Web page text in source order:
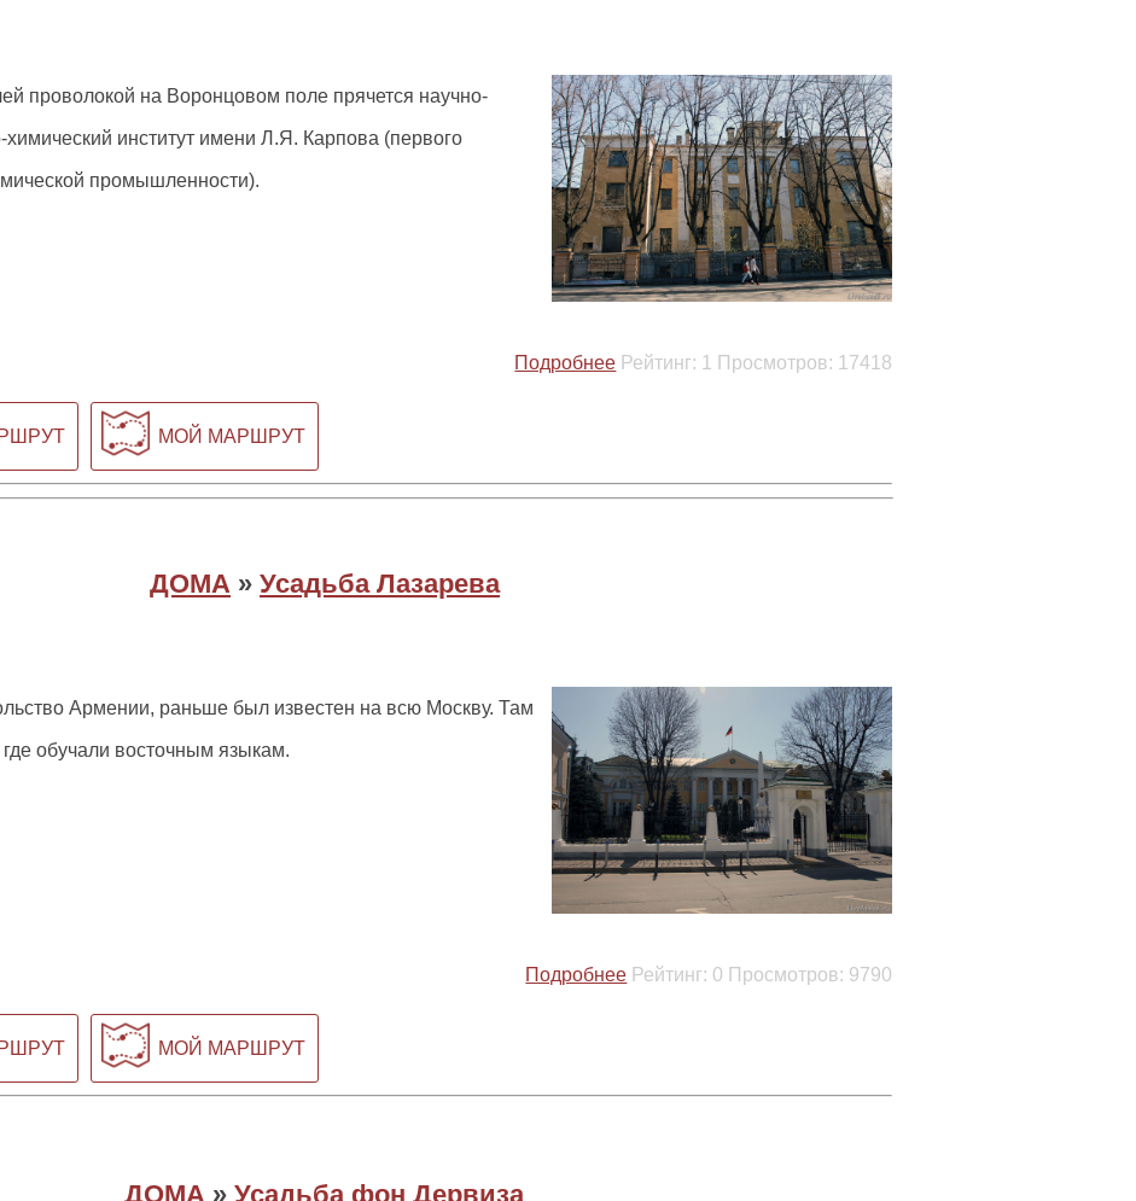
проволокой на Воронцовом поле прячется научно-
химический институт имени Л.Я. Карпова (первого
промышленности).
Подробнее Рейтинг: 1 Просмотров: 17418
МОЙ МАРШРУТ
ДОМА » Усадьба Лазарева
Армении, раньше был известен на всю Москву. Там
обучали восточным языкам.
Подробнее Рейтинг: 0 Просмотров: 9790
МОЙ МАРШРУТ
ДОМА » Усадьба фон Дервиза